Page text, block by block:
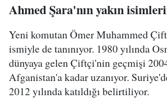
Ahmed Şara'nın yakın
Yeni komutan Ömer Muhammed
ismiyle de tanınıyor. 1980 yılında
dünyaya gelen Çiftçi'nin geçmişi
Afganistan'a kadar uzanıyor.
2012 yılında katıldığı belirtiliyor.